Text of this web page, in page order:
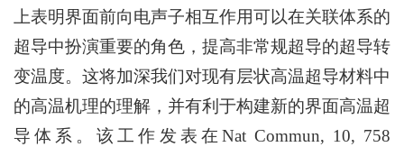
上表明界面前向电声子相互作用可以在关联体系的
超导中扮演重要的角色，提高非常规超导的超导转
变温度。这将加深我们对现有层状高温超导材料中
的高温机理的理解，并有利于构建新的界面高温超
导体系。该工作发表在Nat Commun, 10, 758